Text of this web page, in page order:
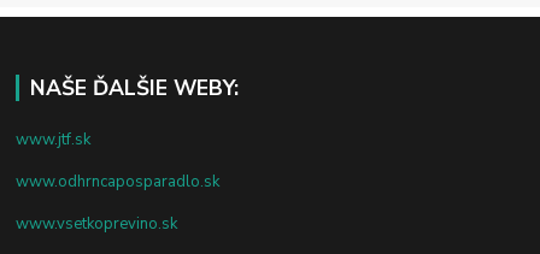
NAŠE ĎALŠIE WEBY:
www.jtf.sk
www.odhrncaposparadlo.sk
www.vsetkoprevino.sk